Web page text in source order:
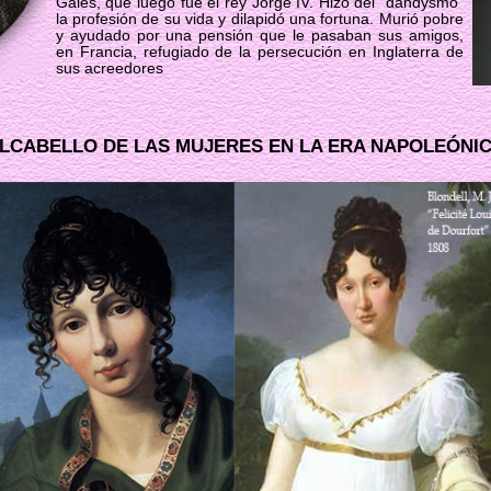
la profesión de su vida y dilapidó una fortuna. Murió pobre
y ayudado por una pensión que le pasaban sus amigos,
en Francia, refugiado de la persecución en Inglaterra de
sus acreedores
DE LAS MUJERES EN LA ERA